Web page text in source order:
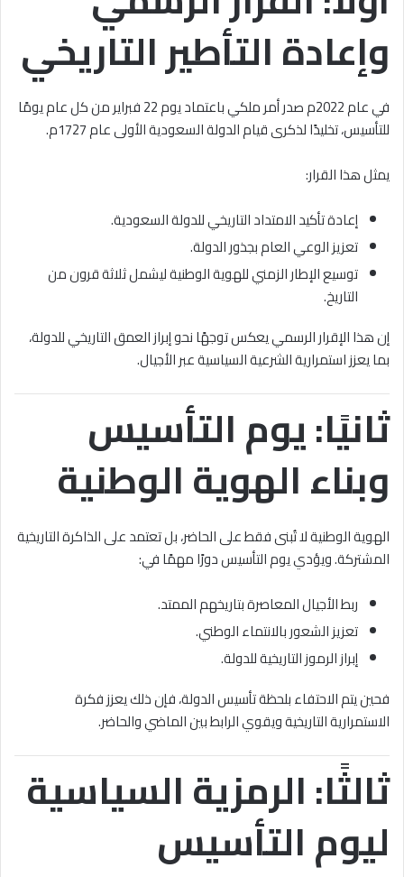
وإعادة التأطير التاريخي
في عام 2022م صدر أمر ملكي باعتماد يوم 22 فبراير من كل عام يومًا
للتأسيس، تخليدًا لذكرى قيام الدولة السعودية الأولى عام 1727م.
يمثل هذا القرار:
إعادة تأكيد الامتداد التاريخي للدولة السعودية.
تعزيز الوعي العام بجذور الدولة.
توسيع الإطار الزمني للهوية الوطنية ليشمل ثلاثة قرون من
التاريخ.
إن هذا الإقرار الرسمي يعكس توجهًا نحو إبراز العمق التاريخي للدولة،
بما يعزز استمرارية الشرعية السياسية عبر الأجيال.
ثانيًا: يوم التأسيس
وبناء الهوية الوطنية
الهوية الوطنية لا تُبنى فقط على الحاضر، بل تعتمد على الذاكرة التاريخية
المشتركة. ويؤدي يوم التأسيس دورًا مهمًا في:
ربط الأجيال المعاصرة بتاريخهم الممتد.
تعزيز الشعور بالانتماء الوطني.
إبراز الرموز التاريخية للدولة.
فحين يتم الاحتفاء بلحظة تأسيس الدولة، فإن ذلك يعزز فكرة
الاستمرارية التاريخية ويقوي الرابط بين الماضي والحاضر.
ثالثًا: الرمزية السياسية
ليوم التأسيس